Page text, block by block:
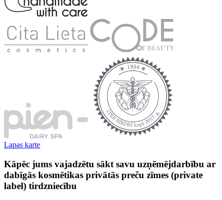
Lapas karte
Kāpēc jums vajadzētu sākt savu uzņēmējdarbību ar
dabīgās kosmētikas privātās preču zīmes (private
label) tirdzniecību